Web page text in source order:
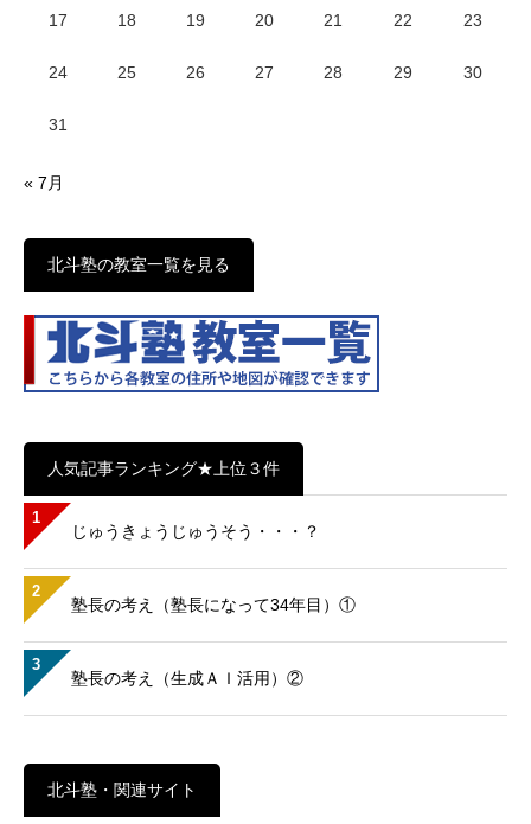
17 18 19 20 21 22 23
24 25 26 27 28 29 30
31
« 7月
北斗塾の教室一覧を見る
人気記事ランキング★上位３件
1
じゅうきょうじゅうそう・・・？
2
塾長の考え（塾長になって34年目）①
3
塾長の考え（生成ＡＩ活用）②
北斗塾・関連サイト